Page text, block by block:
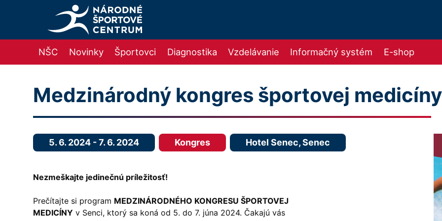
NŠC Novinky Športovci Diagnostika Vzdelávanie Informačný systém E-shop
Medzinárodný kongres športovej medicíny
5. 6. 2024 -7. 6. 2024 Kongres Hotel Senec, Senec
Nezmeškajte jedinečnú príležitosť!
Prečítajte si program MEDZINÁRODNÉHO KONGRESU ŠPORTOVEJ
MEDICÍNY v Senci, ktorý sa koná od 5. do 7. júna 2024. Čakajú vás